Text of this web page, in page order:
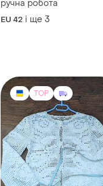
2400 грн 9
2550 грн -6%